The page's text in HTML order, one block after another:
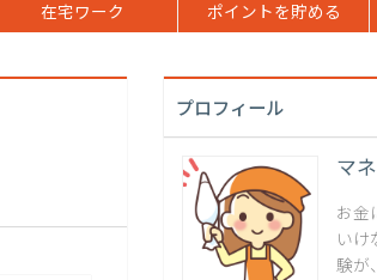
在宅ワーク ポイントを貯める
プロフィール
マ
お金
いけ
験が